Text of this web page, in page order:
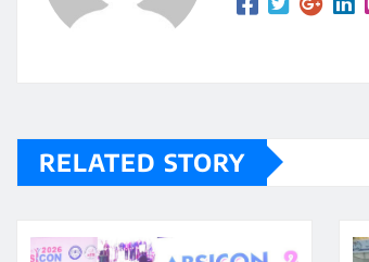
RELATED STORY